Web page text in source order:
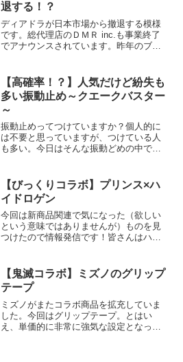
退する！？
ディアドラが日本市場から撤退する模様
です。総代理店のＤＭＲ inc.も事業終了
でアナウンスされています。昨年のブリ
【高確率！？】人気だけど紛失も
多い振動止め～クエークバスター
～
振動止めってつけていますか？個人的に
は不要と思っていますが、つけている人
も多い。今日はそんな振動どめの中で人
【びっくりコラボ】プリンス×ハ
イドロゲン
今回は新商品関連で気になった（欲しい
という意味ではありませんが）ものを見
つけたので情報発信です！皆さんはハイ
（HYYDROGEN）とはイタリアのアパレ
ルブランドで、...
【鬼滅コラボ】ミズノのグリップ
テープ
ミズノがまたコラボ商品を拡充していま
した。今回はグリップテープ。とはい
え、単価的に非常に強気な設定となって